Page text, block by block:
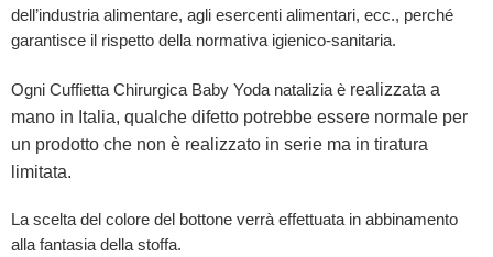
dell’industria alimentare, agli esercenti alimentari, ecc., perché
garantisce il rispetto della normativa igienico-sanitaria.
Ogni Cuffietta Chirurgica Baby Yoda natalizia è realizzata a
mano in Italia, qualche difetto potrebbe essere normale per
un prodotto che non è realizzato in serie ma in tiratura
limitata.
La scelta del colore del bottone verrà effettuata in abbinamento
alla fantasia della stoffa.